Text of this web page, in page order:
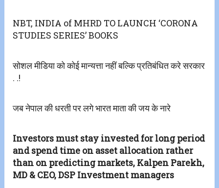
NBT, INDIA of MHRD TO LAUNCH ‘CORONA
STUDIES SERIES’ BOOKS
सोशल मीडिया को कोई मान्यत्ता नहीं बल्कि प्रतिबंधित करे सरकार
. .!
जब नेपाल की धरती पर लगे भारत माता की जय के नारे
Investors must stay invested for long period
and spend time on asset allocation rather
than on predicting markets, Kalpen Parekh,
MD & CEO, DSP Investment managers